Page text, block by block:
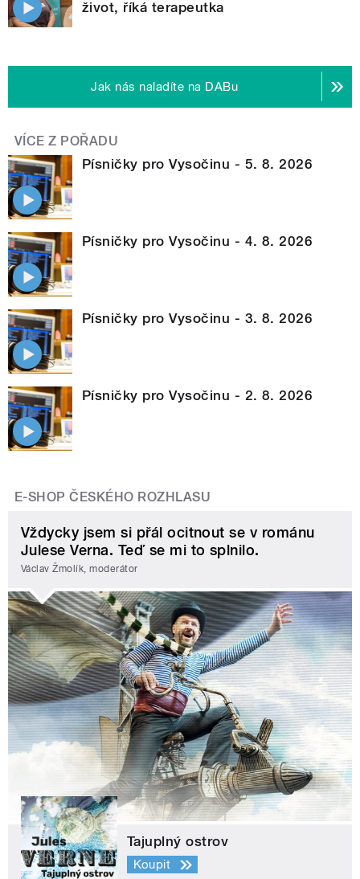
život, říká terapeutka
Jak nás naladíte na DABu
VÍCE Z POŘADU
Písničky pro Vysočinu - 5. 8. 2026
Písničky pro Vysočinu - 4. 8. 2026
Písničky pro Vysočinu - 3. 8. 2026
Písničky pro Vysočinu - 2. 8. 2026
E-SHOP ČESKÉHO ROZHLASU
Vždycky jsem si přál ocitnout se v románu
Julese Verna. Teď se mi to splnilo.
Václav Žmolík, moderátor
Tajuplný ostrov
Koupit